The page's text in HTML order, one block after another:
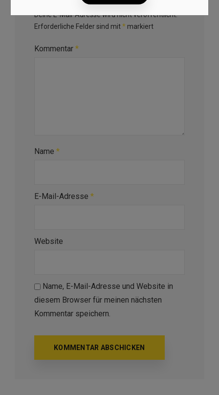
Deine E-Mail-Adresse wird nicht veröffentlicht.
Erforderliche Felder sind mit* markiert
Kommentar *
Name *
E-Mail-Adresse *
Website
Name, E-Mail-Adresse und Website in
diesem Browser für meinen nächsten
Kommentar speichern.